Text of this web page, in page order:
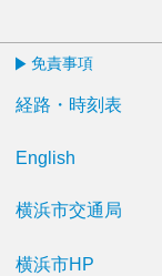
免責事項
経路・時刻表
English
横浜市交通局
横浜市HP